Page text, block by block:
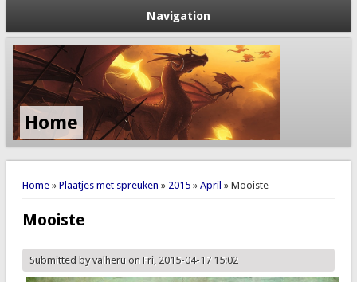
Navigation
Home
You are here
Home» Plaatjes met spreuken » 2015» April » Mooiste
Mooiste
Submitted byvalheruon Fri, 2015-04-17 15:02